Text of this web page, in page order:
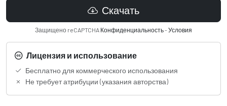
Скачать
Защищено reCAPTCHA Конфиденциальность-Условия
Лицензия и использование
Бесплатно для коммерческого использования
Не требует атрибуции (указания авторства)